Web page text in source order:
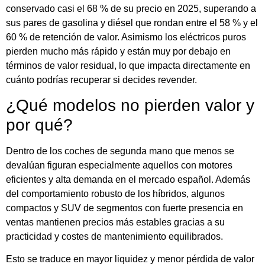
conservado casi el 68 % de su precio en 2025, superando a
sus pares de gasolina y diésel que rondan entre el 58 % y el
60 % de retención de valor. Asimismo los eléctricos puros
pierden mucho más rápido y están muy por debajo en
términos de valor residual, lo que impacta directamente en
cuánto podrías recuperar si decides revender.
¿Qué modelos no pierden valor y
por qué?
Dentro de los coches de segunda mano que menos se
devalúan figuran especialmente aquellos con motores
eficientes y alta demanda en el mercado español. Además
del comportamiento robusto de los híbridos, algunos
compactos y SUV de segmentos con fuerte presencia en
ventas mantienen precios más estables gracias a su
practicidad y costes de mantenimiento equilibrados.
Esto se traduce en mayor liquidez y menor pérdida de valor